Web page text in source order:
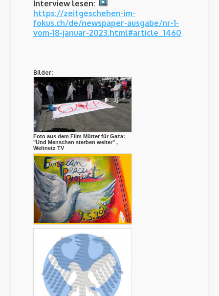
Interview lesen:
https://zeitgeschehen-im-
fokus.ch/de/newspaper-ausgabe/nr-1-
vom-18-januar-2023.html#article_1460
Bilder:
Foto aus dem Film Mütter für Gaza:
"Und Menschen sterben weiter" ,
Weltnetz TV